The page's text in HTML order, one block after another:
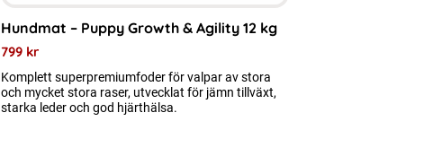
Hundmat – Puppy Growth & Agility 12 kg
799 kr
Komplett superpremiumfoder för valpar av stora
och mycket stora raser, utvecklat för jämn tillväxt,
starka leder och god hjärthälsa.